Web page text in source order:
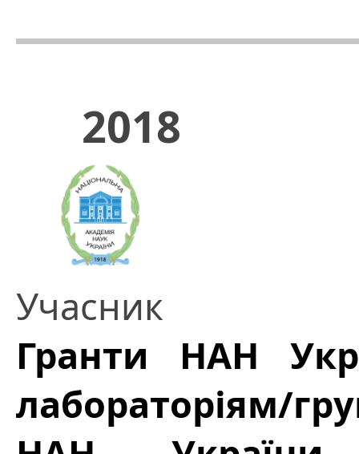
2018
Учасник
Гранти НАН
лабораторіям/